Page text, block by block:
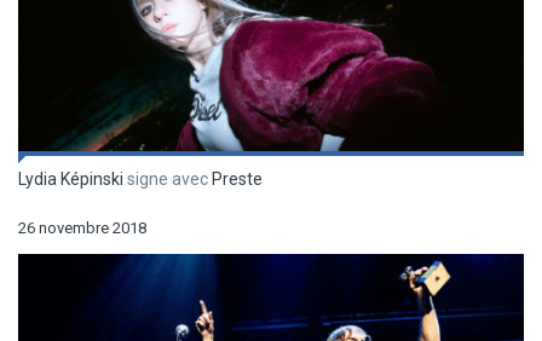
Lydia Képinski signe avec Preste
26 novembre 2018